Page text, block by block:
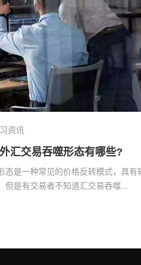
资讯
汇交易吞噬形态有哪些?
态是一种常见的价格反转模式，具有
但是有交易者不知道汇交易吞噬…